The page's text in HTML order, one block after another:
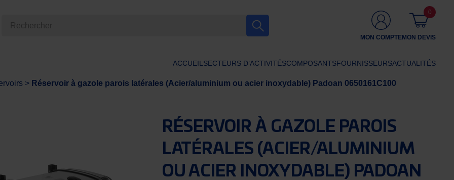
MON COMPTEMON DEVIS
0
ACCUEIL SECTEURS D’ACTIVITÉSCOMPOSANTSFOURNISSEURSACTUALITÉS
> Réservoir à gazole parois latérales (Acier/aluminium ou acier inoxydable) Padoan 0650161C100
RÉSERVOIR À GAZOLE PAROIS
LATÉRALES (ACIER/ALUMINIUM
OU ACIER INOXYDABLE) PADOAN